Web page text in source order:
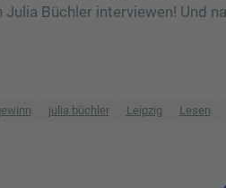
Büchler interviewen! Und
julia büchler Leipzig Lesen